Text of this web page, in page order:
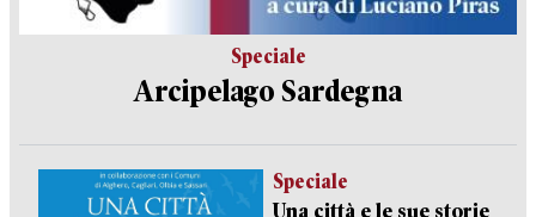
Speciale
Arcipelago Sardegna
Speciale
Una città e le sue storie